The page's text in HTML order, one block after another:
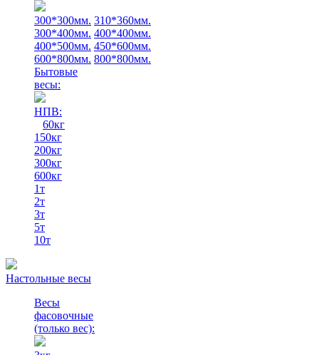
300*300мм. 310*360мм.
300*400мм. 400*400мм.
400*500мм. 450*600мм.
600*800мм. 800*800мм.
Бытовые
весы:
НПВ:
60кг
150кг
200кг
300кг
600кг
1т
2т
3т
5т
10т
Настольные весы
Весы
фасовочные
(только вес):